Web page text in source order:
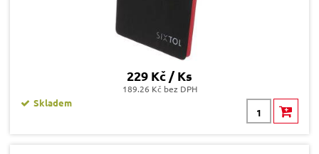
229 Kč / Ks
189.26 Kč bez DPH
Skladem